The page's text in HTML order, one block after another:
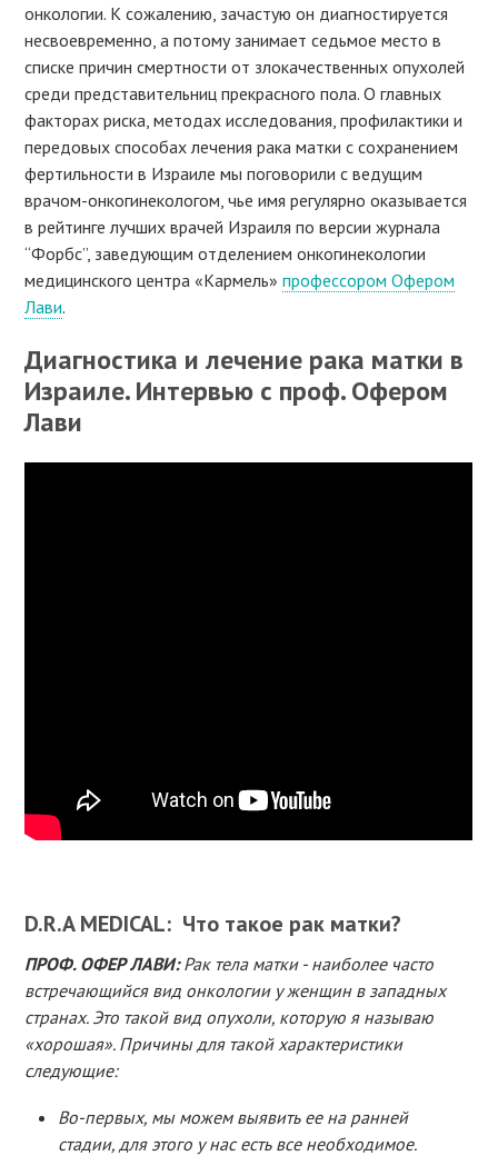
онкологии. К сожалению, зачастую он диагностируется
несвоевременно, а потому занимает седьмое место в
списке причин смертности от злокачественных опухолей
среди представительниц прекрасного пола. О главных
факторах риска, методах исследования, профилактики и
передовых способах лечения рака матки с сохранением
фертильности в Израиле мы поговорили с ведущим
врачом-онкогинекологом, чье имя регулярно оказывается
в рейтинге лучших врачей Израиля по версии журнала
“Форбс”, заведующим отделением онкогинекологии
медицинского центра «Кармель»профессором Офером
Лави.
Диагностика и лечение рака матки в
Израиле. Интервью с проф. Офером
Лави
D.R.A MEDICAL: Что такое рак матки?
ПРОФ. ОФЕР ЛАВИ:Рак тела матки - наиболее часто
встречающийся вид онкологии у женщин в западных
странах. Это такой вид опухоли, которую я называю
«хорошая». Причины для такой характеристики
следующие:
Во-первых, мы можем выявить ее на ранней
стадии, для этого у нас есть все необходимое.